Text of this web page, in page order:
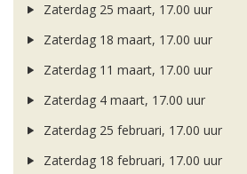
Zaterdag 25 maart, 17.00 uur
Zaterdag 18 maart, 17.00 uur
Zaterdag 11 maart, 17.00 uur
Zaterdag 4 maart, 17.00 uur
Zaterdag 25 februari, 17.00 uur
Zaterdag 18 februari, 17.00 uur